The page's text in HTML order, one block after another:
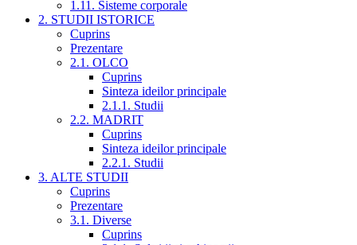
1.11. Sisteme corporale
2. STUDII ISTORICE
Cuprins
Prezentare
2.1. OLCO
Cuprins
Sinteza ideilor principale
2.1.1. Studii
2.2. MADRIT
Cuprins
Sinteza ideilor principale
2.2.1. Studii
3. ALTE STUDII
Cuprins
Prezentare
3.1. Diverse
Cuprins